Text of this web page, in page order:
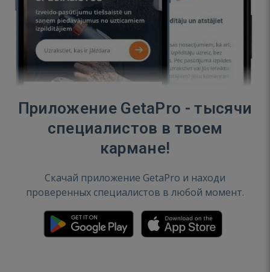
Приложение GetaPro - тысячи
специалистов в твоем
кармане!
Скачай приложение GetaPro и находи
проверенных специалистов в любой момент.